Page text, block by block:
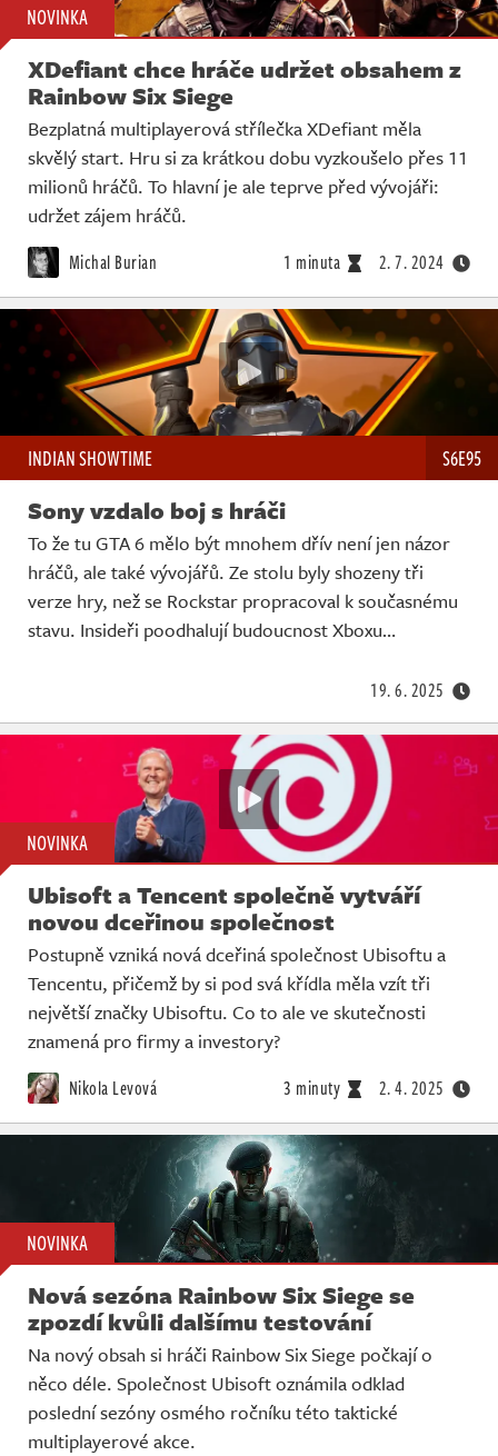
NOVINKA
XDefiant chce hráče udržet obsahem z
Rainbow Six Siege
Bezplatná multiplayerová střílečka XDefiant měla
skvělý start. Hru si za krátkou dobu vyzkoušelo přes 11
milionů hráčů. To hlavní je ale teprve před vývojáři:
udržet zájem hráčů.
Michal Burian 1 minuta 2. 7. 2024
INDIAN SHOWTIME S6E95
Sony vzdalo boj s hráči
To že tu GTA 6 mělo být mnohem dřív není jen názor
hráčů, ale také vývojářů. Ze stolu byly shozeny tři
verze hry, než se Rockstar propracoval k současnému
stavu. Insideři poodhalují budoucnost Xboxu…
19. 6. 2025
NOVINKA
Ubisoft a Tencent společně vytváří
novou dceřinou společnost
Postupně vzniká nová dceřiná společnost Ubisoftu a
Tencentu, přičemž by si pod svá křídla měla vzít tři
největší značky Ubisoftu. Co to ale ve skutečnosti
znamená pro firmy a investory?
Nikola Levová 3 minuty 2. 4. 2025
NOVINKA
Nová sezóna Rainbow Six Siege se
zpozdí kvůli dalšímu testování
Na nový obsah si hráči Rainbow Six Siege počkají o
něco déle. Společnost Ubisoft oznámila odklad
poslední sezóny osmého ročníku této taktické
multiplayerové akce.